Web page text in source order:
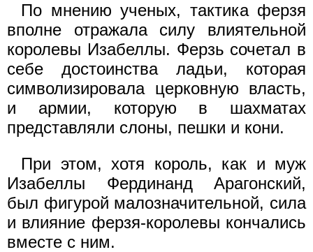
По мнению ученых, тактика ферзя
вполне отражала силу влиятельной
королевы Изабеллы. Ферзь сочетал в
себе достоинства ладьи, которая
символизировала церковную власть,
и армии, которую в шахматах
представляли слоны, пешки и кони.
При этом, хотя король, как и муж
Изабеллы Фердинанд Арагонский,
был фигурой малозначительной, сила
и влияние ферзя-королевы кончались
вместе с ним.